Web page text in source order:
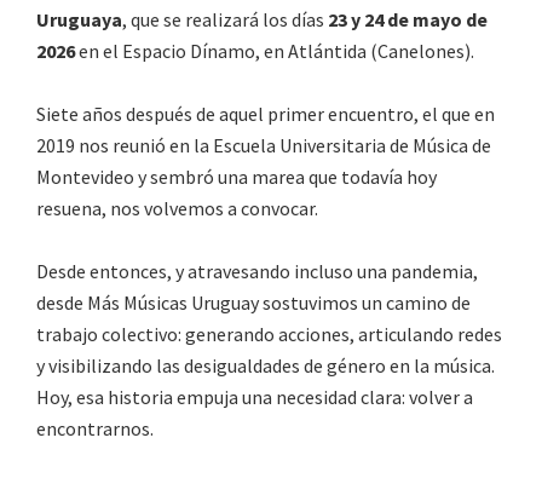
Uruguaya, que se realizará los días 23 y 24 de mayo de
2026en el Espacio Dínamo, en Atlántida (Canelones).
Siete años después de aquel primer encuentro, el que en
2019 nos reunió en la Escuela Universitaria de Música de
Montevideo y sembró una marea que todavía hoy
resuena, nos volvemos a convocar.
Desde entonces, y atravesando incluso una pandemia,
desde Más Músicas Uruguay sostuvimos un camino de
trabajo colectivo: generando acciones, articulando redes
y visibilizando las desigualdades de género en la música.
Hoy, esa historia empuja una necesidad clara: volver a
encontrarnos.